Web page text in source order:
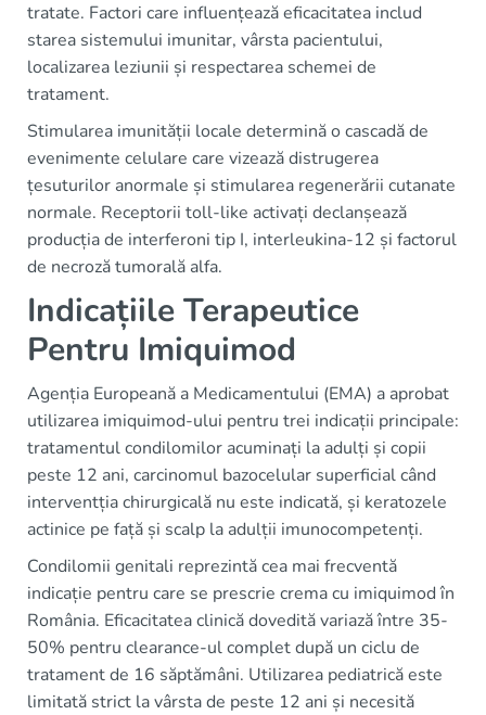
tratate. Factori care influențează eficacitatea includ
starea sistemului imunitar, vârsta pacientului,
localizarea leziunii și respectarea schemei de
tratament.
Stimularea imunității locale determină o cascadă de
evenimente celulare care vizează distrugerea
țesuturilor anormale și stimularea regenerării cutanate
normale. Receptorii toll-like activați declanșează
producția de interferoni tip I, interleukina-12 și factorul
de necroză tumorală alfa.
Indicațiile Terapeutice
Pentru Imiquimod
Agenția Europeană a Medicamentului (EMA) a aprobat
utilizarea imiquimod-ului pentru trei indicații principale:
tratamentul condilomilor acuminați la adulți și copii
peste 12 ani, carcinomul bazocelular superficial când
interventția chirurgicală nu este indicată, și keratozele
actinice pe față și scalp la adulții imunocompetenți.
Condilomii genitali reprezintă cea mai frecventă
indicație pentru care se prescrie crema cu imiquimod în
România. Eficacitatea clinică dovedită variază între 35-
50% pentru clearance-ul complet după un ciclu de
tratament de 16 săptămâni. Utilizarea pediatrică este
limitată strict la vârsta de peste 12 ani și necesită